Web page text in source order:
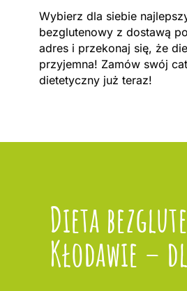
Wybierz dla siebie
bezglutenowy z dostawą
adres i przekonaj się, że
przyjemna! Zamów swój
dietetyczny już teraz!
Dieta
Kłodawie –